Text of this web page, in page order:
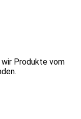
wir Produkte vom